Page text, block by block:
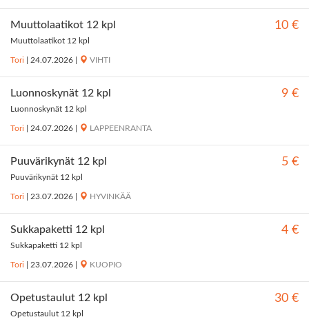
Muuttolaatikot 12 kpl 10 €
Muuttolaatikot 12 kpl
Tori 24.07.2026 VIHTI
Luonnoskynät 12 kpl 9 €
Luonnoskynät 12 kpl
Tori 24.07.2026 LAPPEENRANTA
Puuvärikynät 12 kpl 5 €
Puuvärikynät 12 kpl
Tori 23.07.2026 HYVINKÄÄ
Sukkapaketti 12 kpl 4 €
Sukkapaketti 12 kpl
Tori 23.07.2026 KUOPIO
Opetustaulut 12 kpl 30 €
Opetustaulut 12 kpl